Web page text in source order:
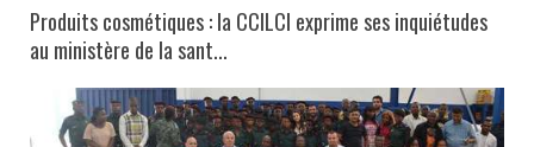
Produits cosmétiques : la CCILCI exprime ses inquiétudes
au ministère de la sant...